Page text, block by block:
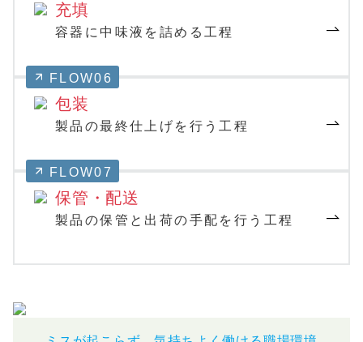
充填
容器に中味液を詰める工程
FLOW06
包装
製品の最終仕上げを行う工程
FLOW07
保管・配送
製品の保管と出荷の手配を行う工程